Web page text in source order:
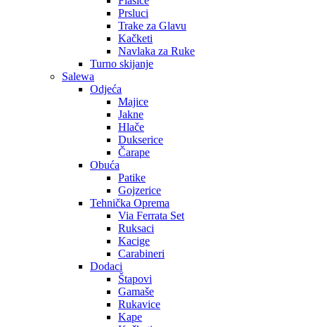
Prsluci
Trake za Glavu
Kačketi
Navlaka za Ruke
Turno skijanje
Salewa
Odjeća
Majice
Jakne
Hlače
Dukserice
Čarape
Obuća
Patike
Gojzerice
Tehnička Oprema
Via Ferrata Set
Ruksaci
Kacige
Carabineri
Dodaci
Štapovi
Gamaše
Rukavice
Kape